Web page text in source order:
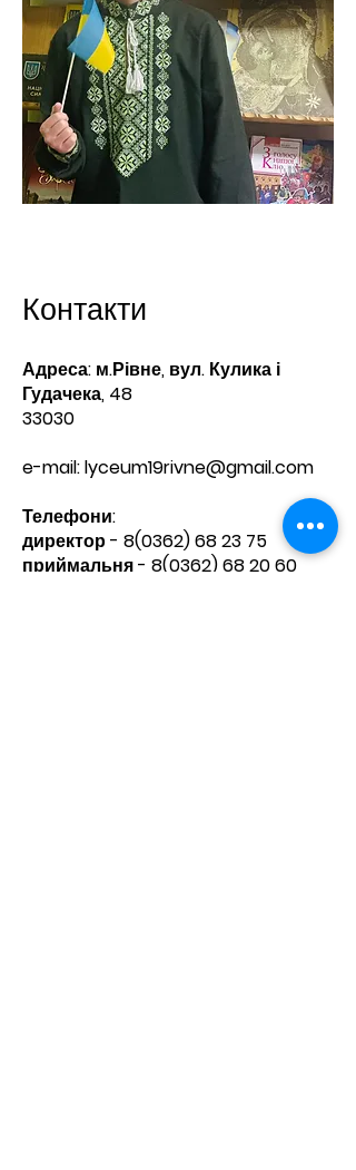
Контакти
Адреса: м.Рівне, вул. Кулика і
Гудачека, 48
33030
e-mail:lyceum19rivne@gmail.com
Телефони:​
директор - 8(0362) 68 23 75
приймальня - 8(0362) 68 20 60